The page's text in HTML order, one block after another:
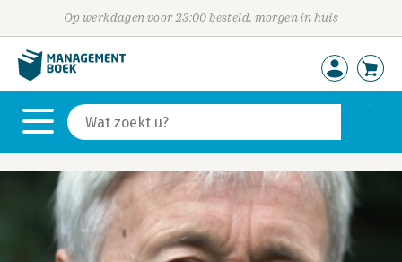
Op werkdagen voor 23:00 besteld, morgen in huis